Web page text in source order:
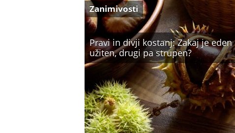
Pravi in divji kostanj: Zakaj je eden
užiten, drugi pa strupen?
Zanimivosti